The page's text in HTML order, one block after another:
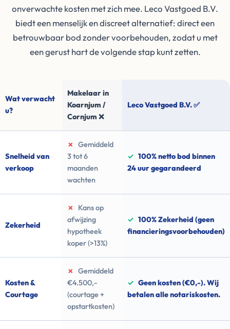
onverwachte kosten met zich mee. Leco Vastgoed B.V.
biedt een menselijk en discreet alternatief: direct een
betrouwbaar bod zonder voorbehouden, zodat u met
een gerust hart de volgende stap kunt zetten.
Wat verwacht
u?
Makelaar in
Koarnjum /
Cornjum ❌
Leco Vastgoed B.V. ✅
Snelheid van
verkoop
✗
Gemiddeld
3 tot 6
maanden
wachten
✓ 100% netto bod binnen
24 uur gegarandeerd
Zekerheid
✗
Kans op
afwijzing
hypotheek
koper (>13%)
✓ 100% Zekerheid (geen
financieringsvoorbehouden)
Kosten &
Courtage
✗
Gemiddeld
€4.500,-
(courtage +
opstartkosten)
✓ Geen kosten (€0,-). Wij
betalen alle notariskosten.